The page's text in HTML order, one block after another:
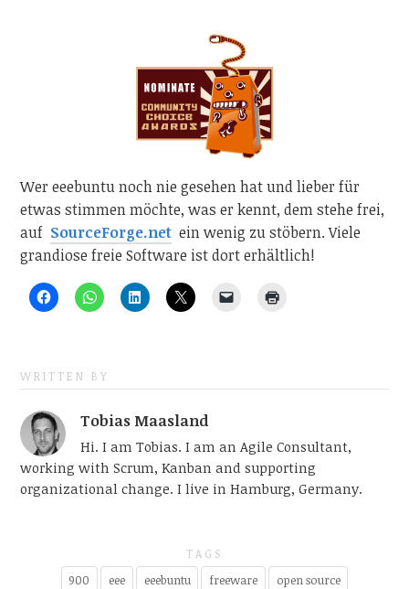
Wer eeebuntu noch nie gesehen hat und lieber für
etwas stimmen möchte, was er kennt, dem stehe frei,
auf SourceForge.net ein wenig zu stöbern. Viele
grandiose freie Software ist dort erhältlich!
WRITTEN BY
Tobias Maasland
Hi. I am Tobias. I am an Agile Consultant,
working with Scrum, Kanban and supporting
organizational change. I live in Hamburg, Germany.
TAGS
900 eee eeebuntu freeware
open source